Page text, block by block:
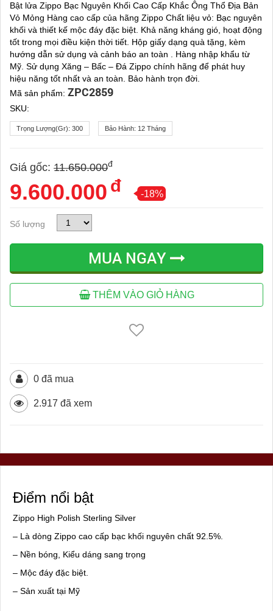
Bật lửa Zippo Bạc Nguyên Khối Cao Cấp Khắc Ông Thổ Địa Bản
Vỏ Mỏng Hàng cao cấp của hãng Zippo Chất liệu vỏ: Bạc nguyên
khối và thiết kế mộc đáy đặc biệt. Khả năng kháng gió, hoạt động
tốt trong mọi điều kiện thời tiết. Hộp giấy dạng quà tặng, kèm
hướng dẫn sử dụng và cảnh báo an toàn . Hàng nhập khẩu từ
Mỹ. Sử dụng Xăng – Bấc – Đá Zippo chính hãng để phát huy
hiệu năng tốt nhất và an toàn. Bảo hành trọn đời.
Mã sản phẩm: ZPC2859
SKU:
Trọng Lượng(gr): 300 Bảo Hành: 12 Tháng
Giá gốc: 11.650.000đ
9.600.000 đ -18%
Số lượng
MUA NGAY
THÊM VÀO GIỎ HÀNG
0 đã mua
2.917 đã xem
Điểm nổi bật
Zippo High Polish Sterling Silver
– Là dòng Zippo cao cấp bạc khối nguyên chất 92.5%.
– Nền bóng, Kiểu dáng sang trọng
– Mộc đáy đặc biệt.
– Sản xuất tại Mỹ